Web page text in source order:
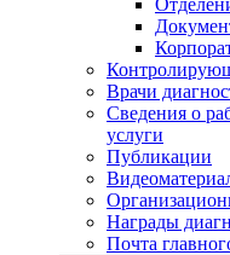
Врачи
Сведения о
услуги
Публикации
Награды
Почта